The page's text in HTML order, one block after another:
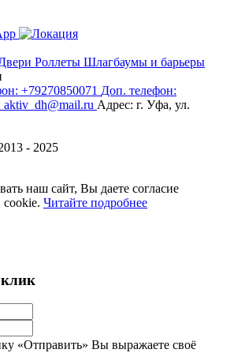
Роллеты Шлагбаумы и барьеры
+79270850071 Доп. телефон:
aktiv_dh@mail.ru Адрес: г. Уфа, ул.
- 2025
наш сайт, Вы даете согласие
cookie. Читайте подробнее
клик
«Отправить» Вы выражаете своё